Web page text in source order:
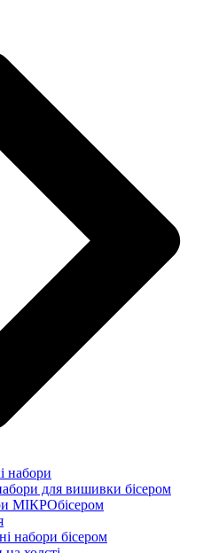
набори
для вишивки бісером
МІКРОбісером
набори бісером